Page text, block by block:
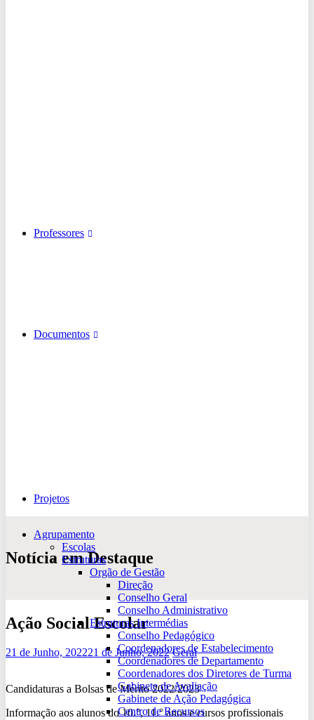
Professores
Documentos
Projetos
Agrupamento
Escolas
Estruturas
Orgão de Gestão
Direção
Conselho Geral
Conselho Administrativo
Estruturas Intermédias
Conselho Pedagógico
Coordenadores de Estabelecimento
Coordenadores de Departamento
Coordenadores dos Diretores de Turma
Gabinete de Avaliação
Gabinete de Ação Pedagógica
Centro de Recursos
Notícia em Destaque
Ação Social Escolar
21 de Junho, 202221 de Junho, 2022 Geral
Candidaturas a Bolsas de Mérito 2022/2023
Informação aos alunos do 10.°, 11.° anos e cursos profissionais